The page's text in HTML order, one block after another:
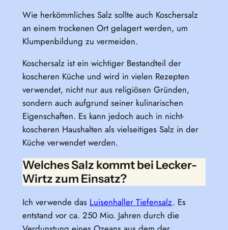
Wie herkömmliches Salz sollte auch Koschersalz
an einem trockenen Ort gelagert werden, um
Klumpenbildung zu vermeiden.
Koschersalz ist ein wichtiger Bestandteil der
koscheren Küche und wird in vielen Rezepten
verwendet, nicht nur aus religiösen Gründen,
sondern auch aufgrund seiner kulinarischen
Eigenschaften. Es kann jedoch auch in nicht-
koscheren Haushalten als vielseitiges Salz in der
Küche verwendet werden.
Welches Salz kommt bei Lecker-
Wirtz zum Einsatz?
Ich verwende das Luisenhaller Tiefensalz. Es
entstand vor ca. 250 Mio. Jahren durch die